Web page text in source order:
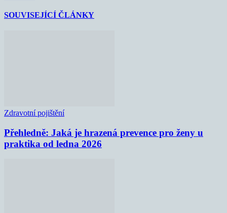
SOUVISEJÍCÍ ČLÁNKY
Zdravotní pojištění
Přehledně: Jaká je hrazená prevence pro ženy u
praktika od ledna 2026